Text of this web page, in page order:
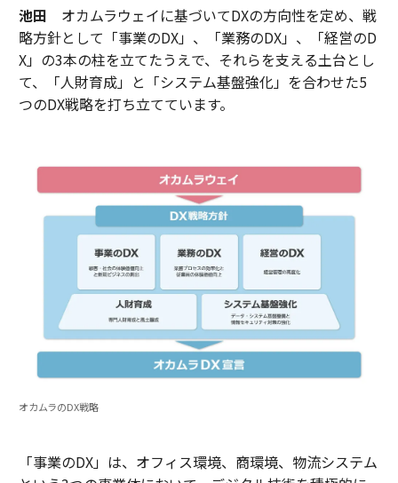
池田 オカムラウェイに基づいてDXの方向性を定め、戦
略方針として「事業のDX」、「業務のDX」、「経営のD
X」の3本の柱を立てたうえで、それらを支える土台とし
て、「人財育成」と「システム基盤強化」を合わせた5
つのDX戦略を打ち立てています。
オカムラのDX戦略
「事業のDX」は、オフィス環境、商環境、物流システム